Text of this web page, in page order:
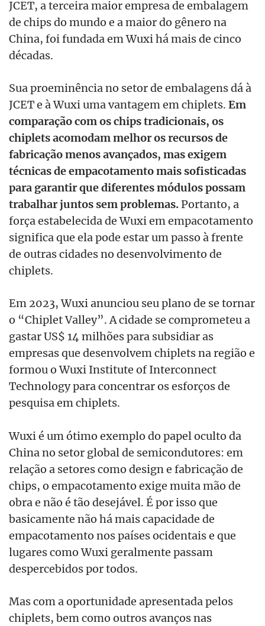
JCET, a terceira maior empresa de embalagem
de chips do mundo e a maior do gênero na
China, foi fundada em Wuxi há mais de cinco
décadas.
Sua proeminência no setor de embalagens dá à
JCET e à Wuxi uma vantagem em chiplets. Em
comparação com os chips tradicionais, os
chiplets acomodam melhor os recursos de
fabricação menos avançados, mas exigem
técnicas de empacotamento mais sofisticadas
para garantir que diferentes módulos possam
trabalhar juntos sem problemas.Portanto, a
força estabelecida de Wuxi em empacotamento
significa que ela pode estar um passo à frente
de outras cidades no desenvolvimento de
chiplets.
Em 2023, Wuxi anunciou seu plano de se tornar
o “Chiplet Valley”. A cidade se comprometeu a
gastar US$ 14 milhões para subsidiar as
empresas que desenvolvem chiplets na região e
formou o Wuxi Institute of Interconnect
Technology para concentrar os esforços de
pesquisa em chiplets.
Wuxi é um ótimo exemplo do papel oculto da
China no setor global de semicondutores: em
relação a setores como design e fabricação de
chips, o empacotamento exige muita mão de
obra e não é tão desejável. É por isso que
basicamente não há mais capacidade de
empacotamento nos países ocidentais e que
lugares como Wuxi geralmente passam
despercebidos por todos.
Mas com a oportunidade apresentada pelos
chiplets, bem como outros avanços nas